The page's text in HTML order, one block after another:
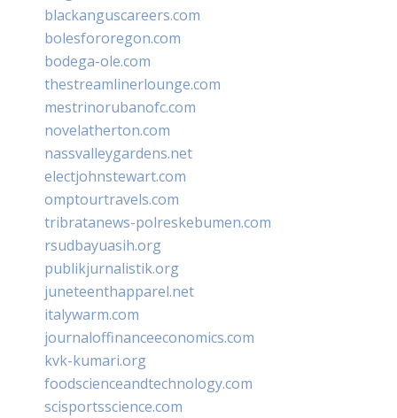
blackanguscareers.com
bolesfororegon.com
bodega-ole.com
thestreamlinerlounge.com
mestrinorubanofc.com
novelatherton.com
nassvalleygardens.net
electjohnstewart.com
omptourtravels.com
tribratanews-polreskebumen.com
rsudbayuasih.org
publikjurnalistik.org
juneteenthapparel.net
italywarm.com
journaloffinanceeconomics.com
kvk-kumari.org
foodscienceandtechnology.com
scisportsscience.com